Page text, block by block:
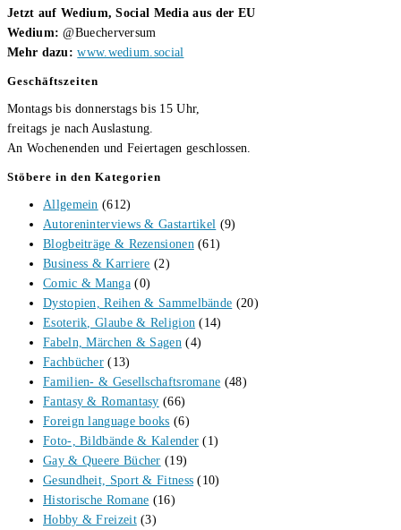
Jetzt auf Wedium, Social Media aus der EU
Wedium: @Buecherversum
Mehr dazu: www.wedium.social
Geschäftszeiten
Montags bis donnerstags bis 15 Uhr,
freitags je nach Auslastung.
An Wochenenden und Feiertagen geschlossen.
Stöbere in den Kategorien
Allgemein (612)
Autoreninterviews & Gastartikel (9)
Blogbeiträge & Rezensionen (61)
Business & Karriere (2)
Comic & Manga (0)
Dystopien, Reihen & Sammelbände (20)
Esoterik, Glaube & Religion (14)
Fabeln, Märchen & Sagen (4)
Fachbücher (13)
Familien- & Gesellschaftsromane (48)
Fantasy & Romantasy (66)
Foreign language books (6)
Foto-, Bildbände & Kalender (1)
Gay & Queere Bücher (19)
Gesundheit, Sport & Fitness (10)
Historische Romane (16)
Hobby & Freizeit (3)